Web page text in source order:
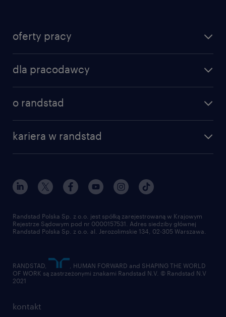
oferty pracy
specjalizacje
praca w amazon
dla pracodawcy
o randstad
dla mediów
dla dostawców
kariera w randstad
nasz świat
pracuj w randstad
złóż CV
kontakt
Randstad Polska Sp. z o.o. jest spółką zarejestrowaną w Krajowym
Rejestrze Sądowym pod nr 0000157531. Adres siedziby głównej
Randstad Polska Sp. z o.o. al. Jerozolimskie 134, 02-305 Warszawa.
RANDSTAD,
, HUMAN FORWARD and SHAPING THE WORLD
OF WORK są zastrzeżonymi znakami Randstad N.V. © Randstad N.V
2021